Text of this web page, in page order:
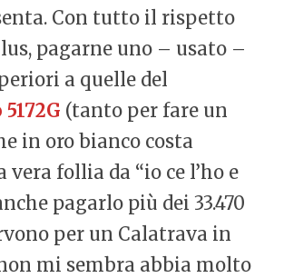
Con tutto il rispetto
pagarne uno – usato –
a quelle del
(tanto per fare un
in oro bianco costa
vera follia da “io ce l’ho e
pagarlo più dei 33.470
per un Calatrava in
mi sembra abbia molto